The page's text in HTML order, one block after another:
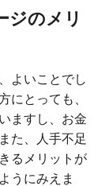
ジのメリ
よいことでし
にとっても、
ますし、お金
た、人手不足
るメリットが
うにみえま